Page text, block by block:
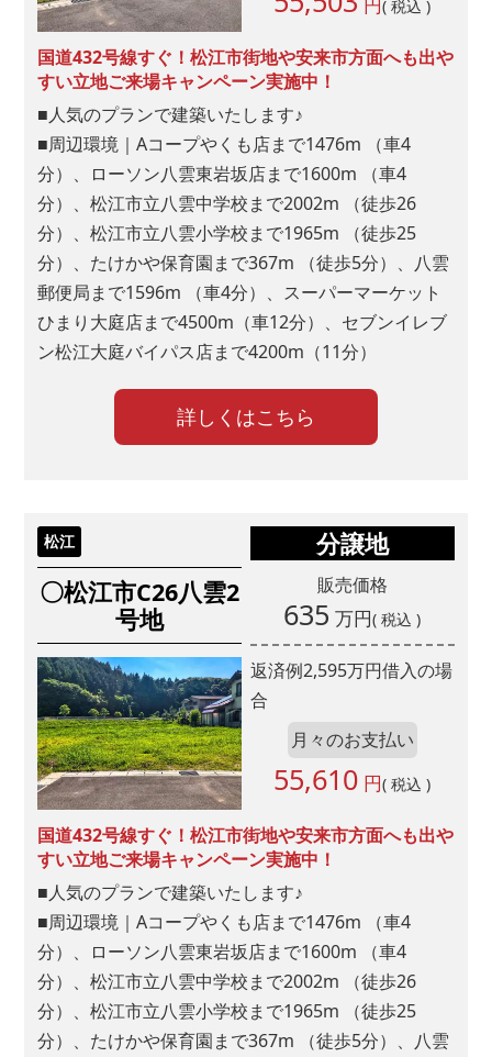
( 税込 )
国道432号線すぐ！松江市街地や安来市方面へも出や
すい立地ご来場キャンペーン実施中！
■人気のプランで建築いたします♪
■周辺環境｜Aコープやくも店まで1476m （車4
分）、ローソン八雲東岩坂店まで1600m （車4
分）、松江市立八雲中学校まで2002m （徒歩26
分）、松江市立八雲小学校まで1965m （徒歩25
分）、たけかや保育園まで367m （徒歩5分）、八雲
郵便局まで1596m （車4分）、スーパーマーケット
ひまり大庭店まで4500m（車12分）、セブンイレブ
ン松江大庭バイパス店まで4200m（11分）
詳しくはこちら
松江
〇松江市C26八雲2
号地
分譲地
販売価格
635 万円( 税込 )
返済例2,595万円借入の場
合
月々のお支払い
55,610 円( 税込 )
国道432号線すぐ！松江市街地や安来市方面へも出や
すい立地ご来場キャンペーン実施中！
■人気のプランで建築いたします♪
■周辺環境｜Aコープやくも店まで1476m （車4
分）、ローソン八雲東岩坂店まで1600m （車4
分）、松江市立八雲中学校まで2002m （徒歩26
分）、松江市立八雲小学校まで1965m （徒歩25
分）、たけかや保育園まで367m （徒歩5分）、八雲
「検索」とお答えになった方はどんなキーワード
で検索されましたか?
ホームページ"
スーモ
山陰ライフ
マチリブ不動産
アットホーム
山陰不動産ナビ
ウェブ広告
Facebook
Instagram
LINE
YouTube
TikTok
X(Twitter)
Google
Yahoo!
SNS
Facebook
Instagram
LINE
YouTube